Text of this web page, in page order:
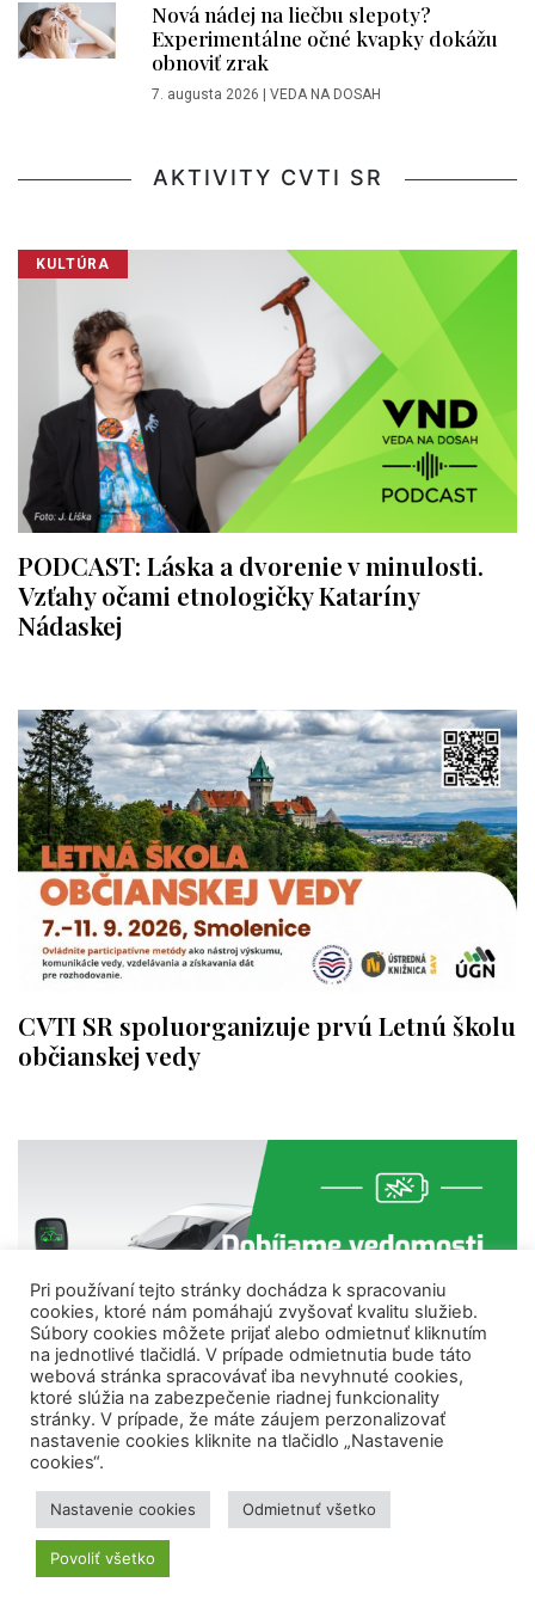
Nová nádej na liečbu slepoty?
Experimentálne očné kvapky dokážu
obnoviť zrak
7. augusta 2026 VEDA NA DOSAH
AKTIVITY CVTI SR
KULTÚRA
PODCAST: Láska a dvorenie v minulosti.
Vzťahy očami etnologičky Kataríny
Nádaskej
CVTI SR spoluorganizuje prvú Letnú školu
občianskej vedy
Pri používaní tejto stránky dochádza k spracovaniu
cookies, ktoré nám pomáhajú zvyšovať kvalitu služieb.
Súbory cookies môžete prijať alebo odmietnuť kliknutím
na jednotlivé tlačidlá. V prípade odmietnutia bude táto
webová stránka spracovávať iba nevyhnuté cookies,
ktoré slúžia na zabezpečenie riadnej funkcionality
stránky. V prípade, že máte záujem perzonalizovať
nastavenie cookies kliknite na tlačidlo „Nastavenie
cookies“.
Nastavenie cookies Odmietnuť všetko
Povoliť všetko